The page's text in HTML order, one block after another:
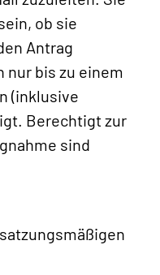
ob sie
Antrag
nur bis zu einem
(inklusive
Berechtigt zur
sind